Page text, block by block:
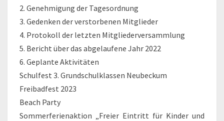
2. Genehmigung der Tagesordnung
3. Gedenken der verstorbenen Mitglieder
4. Protokoll der letzten Mitgliederversammlung
5. Bericht über das abgelaufene Jahr 2022
6. Geplante Aktivitäten
Schulfest 3. Grundschulklassen Neubeckum
Freibadfest 2023
Beach Party
Sommerferienaktion „Freier Eintritt für Kinder und